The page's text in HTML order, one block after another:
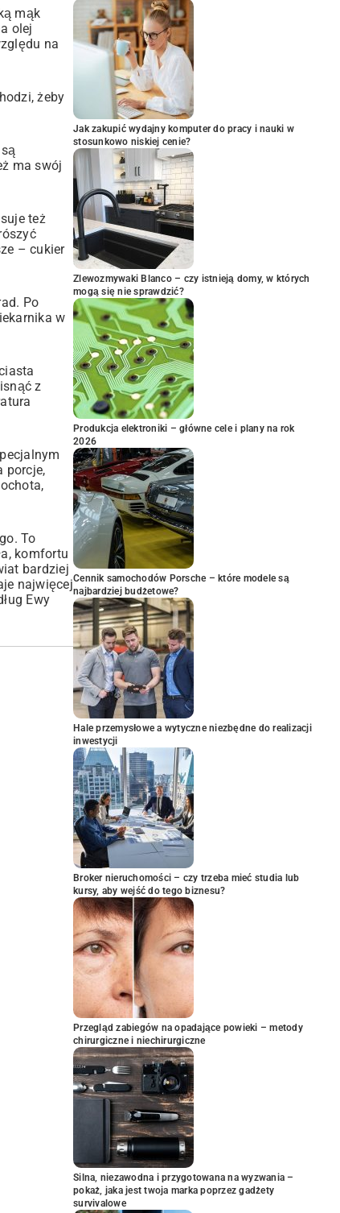
mąk
olej
na
żeby
ma swój
też
– cukier
Po
w
z
porcje,
To
komfortu
bardziej
najwięcej
Ewy
Jak zakupić wydajny komputer do pracy i nauki w
stosunkowo niskiej cenie?
Zlewozmywaki Blanco – czy istnieją domy, w których
mogą się nie sprawdzić?
Produkcja elektroniki – główne cele i plany na rok
2026
Cennik samochodów Porsche – które modele są
najbardziej budżetowe?
Hale przemysłowe a wytyczne niezbędne do realizacji
inwestycji
Broker nieruchomości – czy trzeba mieć studia lub
kursy, aby wejść do tego biznesu?
Przegląd zabiegów na opadające powieki – metody
chirurgiczne i niechirurgiczne
Silna, niezawodna i przygotowana na wyzwania –
pokaż, jaka jest twoja marka poprzez gadżety
survivalowe